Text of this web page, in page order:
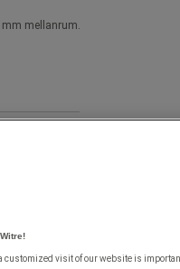
mellanrum.
100 kg
customized visit of our website is